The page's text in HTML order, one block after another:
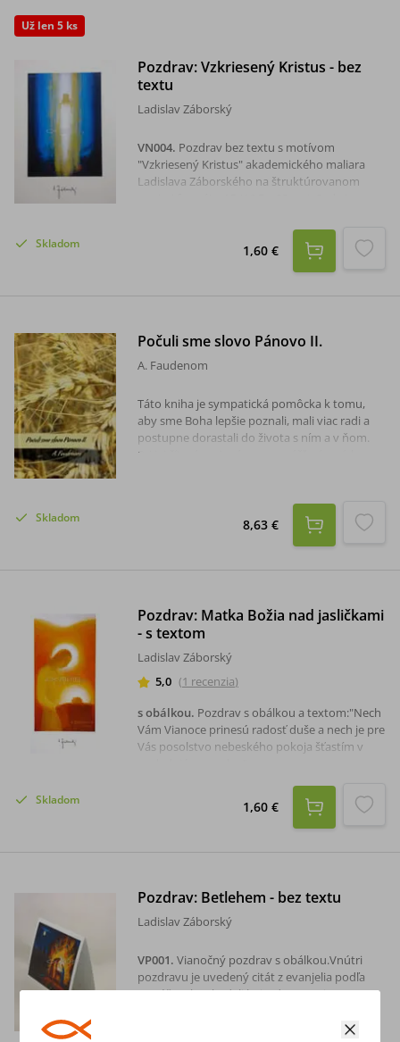
Už len 5 ks
Pozdrav: Vzkriesený Kristus - bez
textu
Ladislav Záborský
VN004. Pozdrav bez textu s motívom
"Vzkriesený Kristus" akademického maliara
Ladislava Záborského na štruktúrovanom
Skladom 1,60 €
Počuli sme slovo Pánovo II.
A. Faudenom
Táto kniha je sympatická pomôcka k tomu,
aby sme Boha lepšie poznali, mali viac radi a
postupne dorastali do života s ním a v ňom.
Pri jej čítaní spojeným s rozmýšľaním, získame
veľkou láskou a porozumením ponúka cestu
životom a evanjeliá ako stále aktuálny a živý
zdroj nových, osobných oslovení.
Skladom 8,63 €
Pozdrav: Matka Božia nad jasličkami
- s textom
Ladislav Záborský
5,0 (1 recenzia)
s obálkou. Pozdrav s obálkou a textom:"Nech
Vám Vianoce prinesú radosť duše a nech je pre
Vás posolstvo nebeského pokoja šťastím v
Skladom 1,60 €
Pozdrav: Betlehem - bez textu
Ladislav Záborský
VP001. Vianočný pozdrav s obálkou.Vnútri
pozdravu je uvedený citát z evanjelia podľa
Matúša: Ako zbadali hviezdu, nesmierne sa
Máriou, jeho matkou, padli na zem a klaňali sa